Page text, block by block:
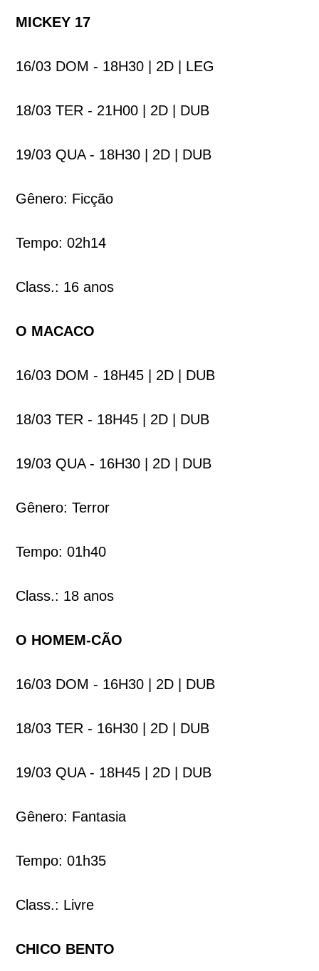
MICKEY 17
16/03 DOM - 18H30 | 2D | LEG
18/03 TER - 21H00 | 2D | DUB
19/03 QUA - 18H30 | 2D | DUB
Gênero: Ficção
Tempo: 02h14
Class.: 16 anos
O MACACO
16/03 DOM - 18H45 | 2D | DUB
18/03 TER - 18H45 | 2D | DUB
19/03 QUA - 16H30 | 2D | DUB
Gênero: Terror
Tempo: 01h40
Class.: 18 anos
O HOMEM-CÃO
16/03 DOM - 16H30 | 2D | DUB
18/03 TER - 16H30 | 2D | DUB
19/03 QUA - 18H45 | 2D | DUB
Gênero: Fantasia
Tempo: 01h35
Class.: Livre
CHICO BENTO